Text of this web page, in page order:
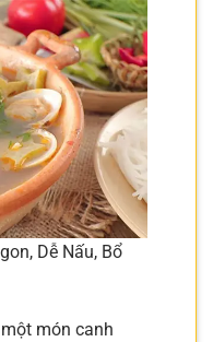
Dễ Nấu, Bổ
món canh